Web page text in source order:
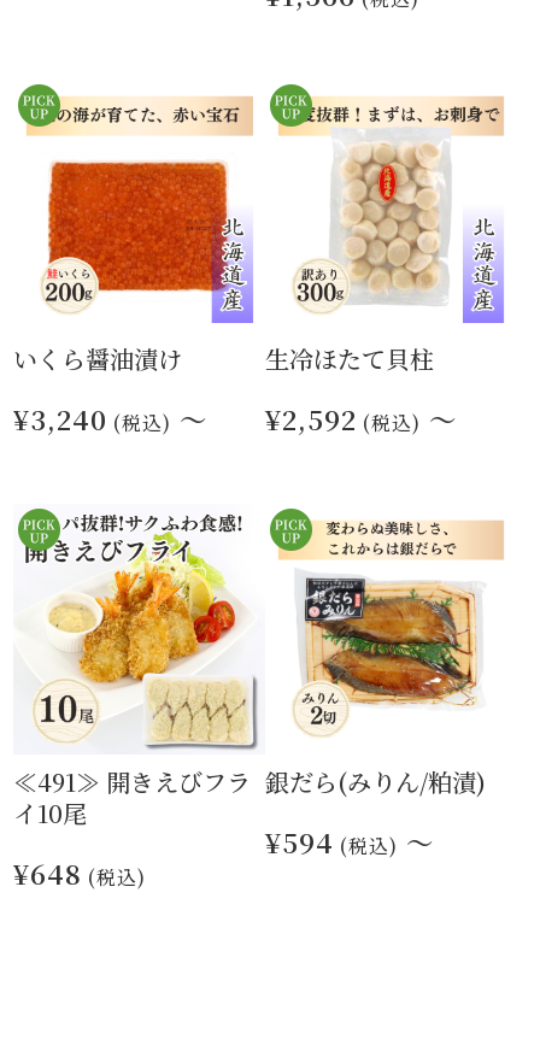
いくら醤油漬け
¥3,240 (税込) ～
生冷ほたて貝柱
¥2,592 (税込) ～
≪491≫ 開きえびフラ
イ10尾
¥648 (税込)
銀だら(みりん/粕漬)
¥594 (税込) ～